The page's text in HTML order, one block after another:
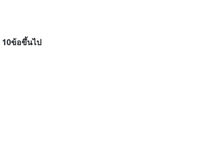
10ข้อขึ้นไป